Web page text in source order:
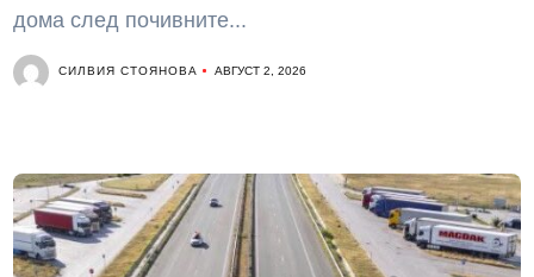
дома след почивните...
СИЛВИЯ СТОЯНОВА АВГУСТ 2, 2026